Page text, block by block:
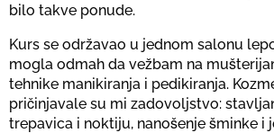
bilo takve ponude.
Kurs se održavao u jednom salonu
mogla odmah da vežbam na
tehnike manikiranja i pedikiranja.
pričinjavale su mi zadovoljstvo:
trepavica i noktiju, nanošenje šminke i